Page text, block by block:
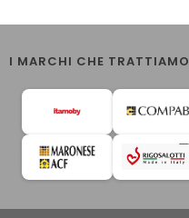
I MARCHI CHE TRATTIAMO